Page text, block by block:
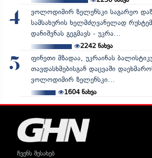
4
ვოლოდიმირ ზელენსკი საგარეო
სამსახურის ხელმძღვანელად
დანიშვნას გეგმავს - უკრა...
2242ნახვა
5
ფინეთი მზადაა, უკრაინას
თავდასხმებისგან დაცვაში
ვოლოდიმირ ზელენსკი...
1604ნახვა
ჩვენს შესახებ